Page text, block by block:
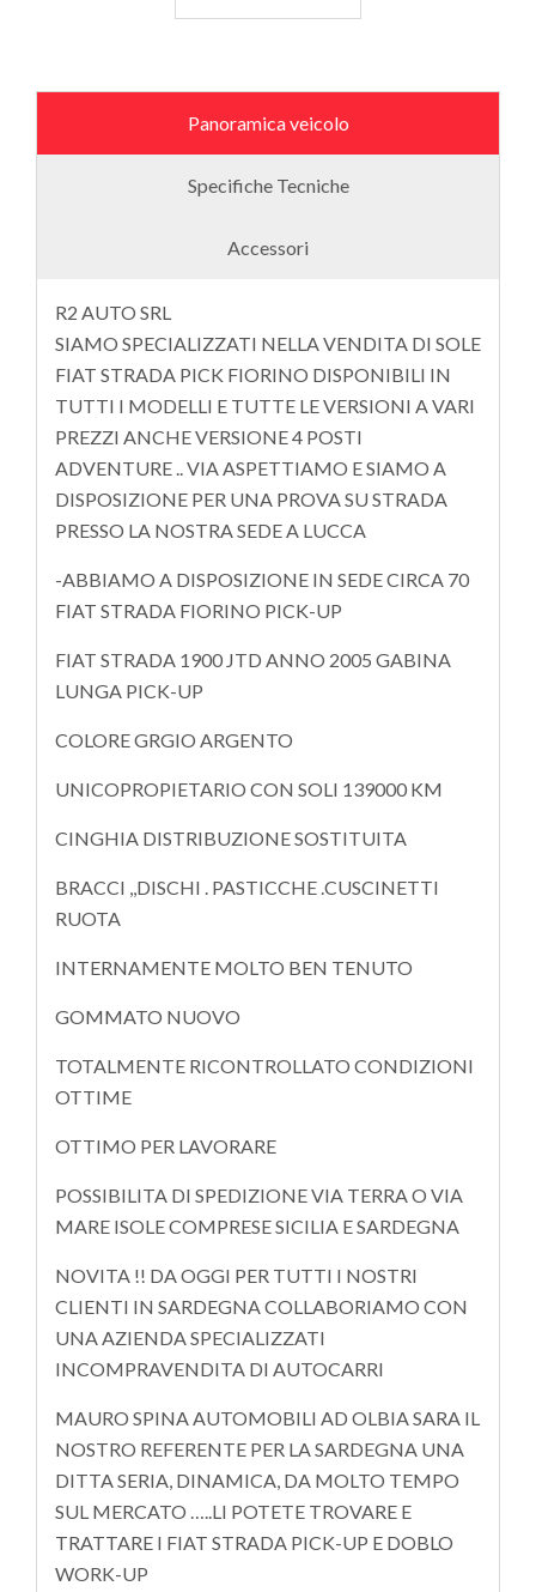
Panoramica veicolo
Specifiche Tecniche
Accessori
R2 AUTO SRL
SIAMO SPECIALIZZATI NELLA VENDITA DI SOLE
FIAT STRADA PICK FIORINO DISPONIBILI IN
TUTTI I MODELLI E TUTTE LE VERSIONI A VARI
PREZZI ANCHE VERSIONE 4 POSTI
ADVENTURE .. VIA ASPETTIAMO E SIAMO A
DISPOSIZIONE PER UNA PROVA SU STRADA
PRESSO LA NOSTRA SEDE A LUCCA
-ABBIAMO A DISPOSIZIONE IN SEDE CIRCA 70
FIAT STRADA FIORINO PICK-UP
FIAT STRADA 1900 JTD ANNO 2005 GABINA
LUNGA PICK-UP
COLORE GRGIO ARGENTO
UNICOPROPIETARIO CON SOLI 139000 KM
CINGHIA DISTRIBUZIONE SOSTITUITA
BRACCI ,,DISCHI . PASTICCHE .CUSCINETTI
RUOTA
INTERNAMENTE MOLTO BEN TENUTO
GOMMATO NUOVO
TOTALMENTE RICONTROLLATO CONDIZIONI
OTTIME
OTTIMO PER LAVORARE
POSSIBILITA DI SPEDIZIONE VIA TERRA O VIA
MARE ISOLE COMPRESE SICILIA E SARDEGNA
NOVITA !! DA OGGI PER TUTTI I NOSTRI
CLIENTI IN SARDEGNA COLLABORIAMO CON
UNA AZIENDA SPECIALIZZATI
INCOMPRAVENDITA DI AUTOCARRI
MAURO SPINA AUTOMOBILI AD OLBIA SARA IL
NOSTRO REFERENTE PER LA SARDEGNA UNA
DITTA SERIA, DINAMICA, DA MOLTO TEMPO
SUL MERCATO …..LI POTETE TROVARE E
TRATTARE I FIAT STRADA PICK-UP E DOBLO
WORK-UP